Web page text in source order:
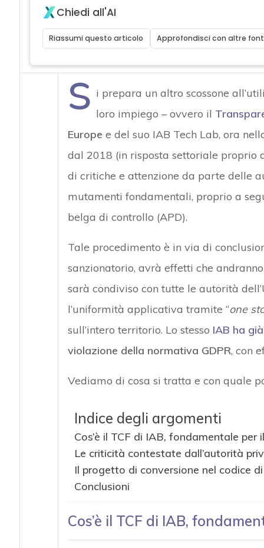
Chiedi all'AI
Riassumi questo articolo Approfondisci con altre
S i prepara un altro scossone
loro impiego – ovvero il
Europe e del suo IAB Tech Lab, ora
dal 2018 (in risposta settoriale proprio
di critiche e attenzione da parte delle
mutamenti fondamentali, proprio a
belga di controllo (APD).
Tale procedimento è in via di
sanzionatorio, avrà effetti che
sarà condiviso con tutte le autorità
l’uniformità applicativa tramite “one
sull’intero territorio. Lo stesso IAB ha
violazione della normativa GDPR, con
Vediamo di cosa si tratta e con quale
Indice degli argomenti
Cos’è il TCF di IAB, fondamentale
Le criticità contestate dall’autorità
Il progetto di conversione nel codice
Conclusioni
Cos’è il TCF di IAB,